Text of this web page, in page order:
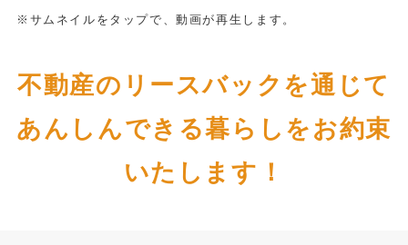
※サムネイルをタップで、動画が再生します。
不動産のリースバックを通じて
あんしんできる暮らしをお約束
いたします！